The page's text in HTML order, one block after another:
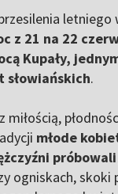
letniego
z 21 na 22
Kupały,
słowiańskich.
miłością,
młode
ogniskach, skoki